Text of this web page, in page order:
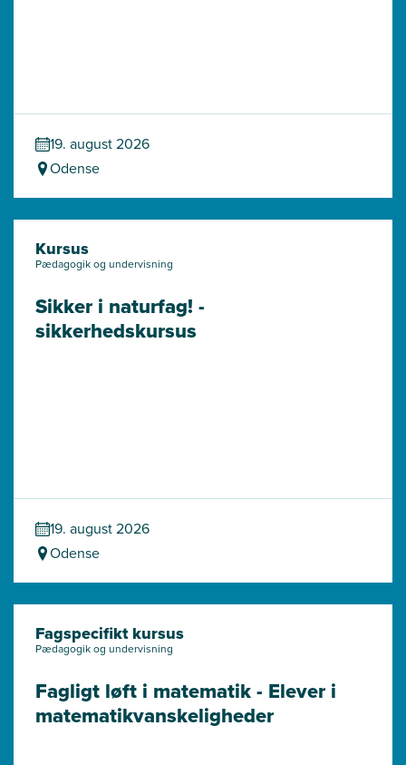
19. august 2026
Odense
Kursus
Pædagogik og undervisning
Sikker i naturfag! -
sikkerhedskursus
19. august 2026
Odense
Fagspecifikt kursus
Pædagogik og undervisning
Fagligt løft i matematik - Elever i
matematik­vanskeligheder